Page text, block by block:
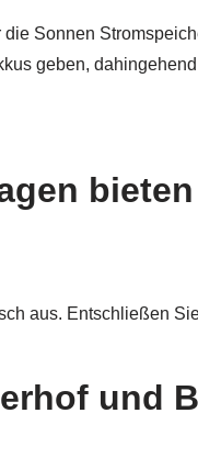
Sonnen
geben,
aus. Entschließen
und